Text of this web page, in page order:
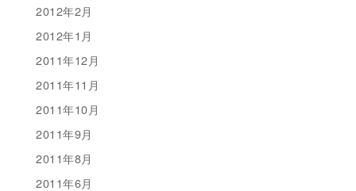
2012年2月
2012年1月
2011年12月
2011年11月
2011年10月
2011年9月
2011年8月
2011年6月